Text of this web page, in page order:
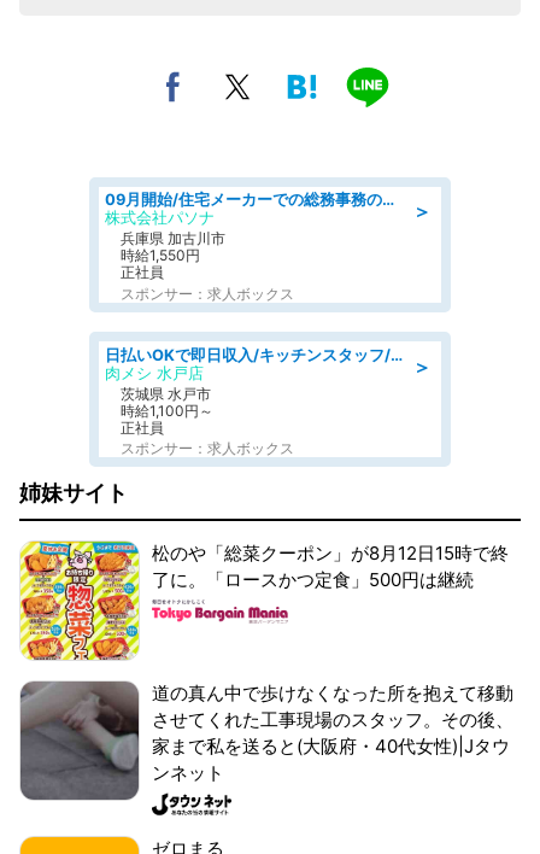
＞
09月開始/住宅メーカーでの総務事務のお仕事/駅近/車通勤可/一般事務/人事労務
株式会社パソナ
兵庫県 加古川市
時給1,550円
正社員
スポンサー：求人ボックス
＞
日払いOKで即日収入/キッチンスタッフ/デリバリー業務など、自己成長可能な幅広い仕事に挑戦!髪型自由&ピアス・ネイルOK/茨城県/水戸市
肉メシ 水戸店
茨城県 水戸市
時給1,100円～
正社員
スポンサー：求人ボックス
姉妹サイト
松のや「総菜クーポン」が8月12日15時で終
了に。「ロースかつ定食」500円は継続
道の真ん中で歩けなくなった所を抱えて移動
させてくれた工事現場のスタッフ。その後、
家まで私を送ると(大阪府・40代女性)|Jタウ
ンネット
ゼロまる